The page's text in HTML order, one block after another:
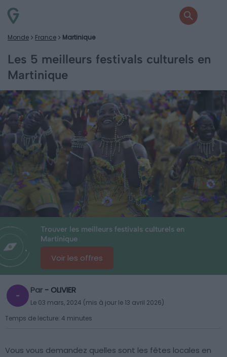
Monde France Martinique
Les 5 meilleurs festivals culturels en
Martinique
Trouver les meilleurs festivals culturels en
Martinique
Voir les offres
Par - OLIVIER
Le 03 mars, 2024 (mis à jour le 13 avril 2026)
Temps de lecture: 4 minutes
Vous vous demandez quelles sont les fêtes locales en